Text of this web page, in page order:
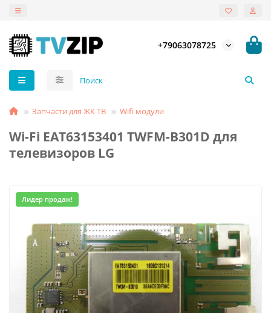
+79063078725
Запчасти для ЖК ТВ Wifi модули
Wi-Fi EAT63153401 TWFM-B301D для
телевизоров LG
Лидер продаж!